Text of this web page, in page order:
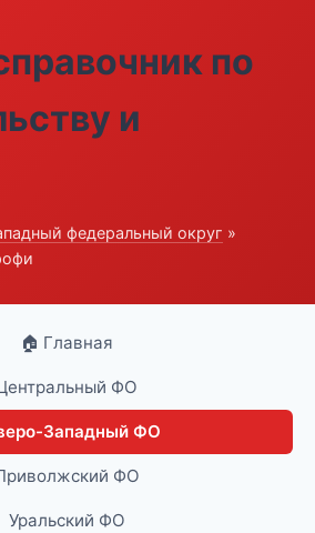
по
и
федеральный округ »
🏠 Главная
ФО
Западный ФО
ФО
Уральский ФО